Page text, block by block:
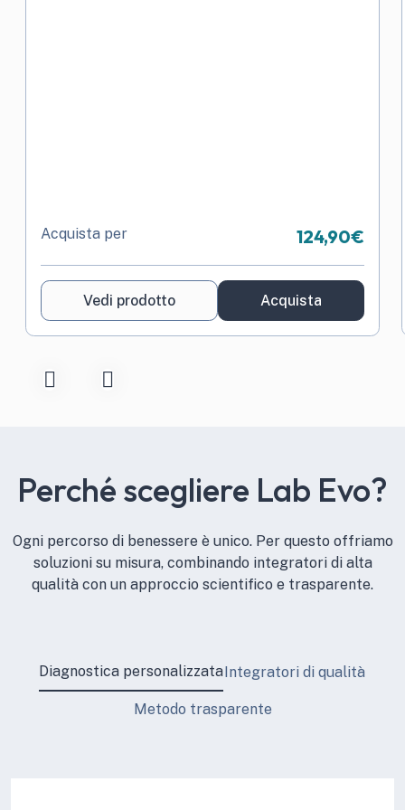
Acquista per 124,90€
Vedi prodotto Acquista
Perché scegliere Lab Evo?
Ogni percorso di benessere è unico. Per questo offriamo
soluzioni su misura, combinando integratori di alta
qualità con un approccio scientifico e trasparente.
Diagnostica personalizzata Integratori di qualità
Metodo trasparente